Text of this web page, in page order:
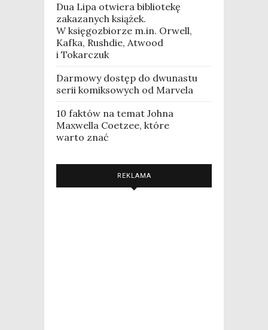
Dua Lipa otwiera bibliotekę
zakazanych książek.
W księgozbiorze m.in. Orwell,
Kafka, Rushdie, Atwood
i Tokarczuk
Darmowy dostęp do dwunastu
serii komiksowych od Marvela
10 faktów na temat Johna
Maxwella Coetzee, które
warto znać
REKLAMA